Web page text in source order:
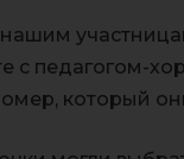
с педагогом-
который